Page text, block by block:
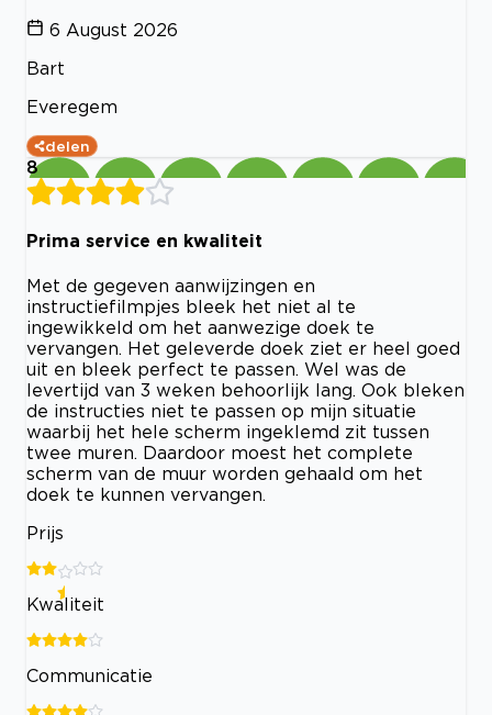
6 August 2026
Bart
Everegem
delen
8
Prima service en kwaliteit
Met de gegeven aanwijzingen en
instructiefilmpjes bleek het niet al te
ingewikkeld om het aanwezige doek te
vervangen. Het geleverde doek ziet er heel goed
uit en bleek perfect te passen. Wel was de
levertijd van 3 weken behoorlijk lang. Ook bleken
de instructies niet te passen op mijn situatie
waarbij het hele scherm ingeklemd zit tussen
twee muren. Daardoor moest het complete
scherm van de muur worden gehaald om het
doek te kunnen vervangen.
Prijs
Kwaliteit
Communicatie